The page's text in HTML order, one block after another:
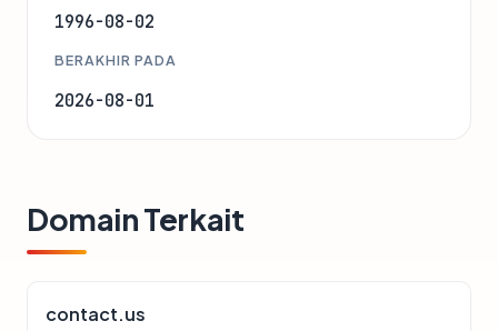
1996-08-02
BERAKHIR PADA
2026-08-01
Domain Terkait
contact.us